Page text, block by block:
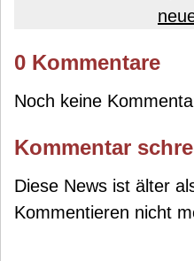
0 Kommentare
Noch keine
Kommentar
Diese News ist älter
Kommentieren nicht